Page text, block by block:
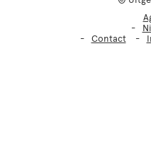
Contact